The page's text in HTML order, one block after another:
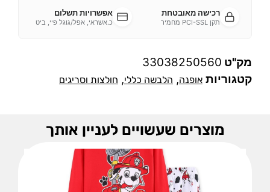
רכישה מאובטחת
תקן PCI-SSL מחמיר
אפשרויות תשלום
כ.אשראי, אפל/גוגל פיי, ביט
מק"ט 33038250560
קטגוריות אופנה, הלבשה כללי, חולצות וסריגים
מוצרים שעשויים לעניין אותך